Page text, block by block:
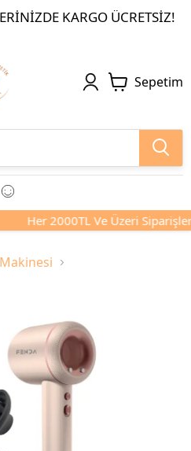
KARGO ÜCRETSIZ!
Sepetim
Her 2000TL Ve Üzeri